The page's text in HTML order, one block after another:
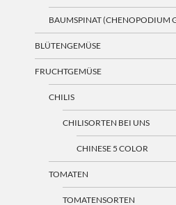
BAUMSPINAT (CHENOPODIUM
BLÜTENGEMÜSE
FRUCHTGEMÜSE
CHILIS
CHILISORTEN BEI UNS
CHINESE 5 COLOR
TOMATEN
TOMATENSORTEN